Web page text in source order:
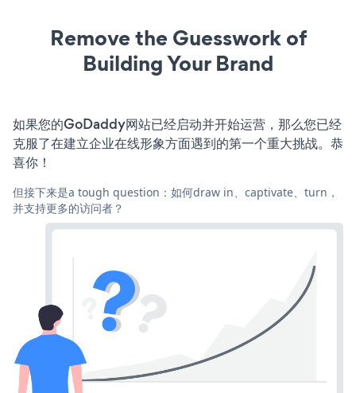
Remove the Guesswork of
Building Your Brand
如果您的GoDaddy网站已经启动并开始运营，那么您已经
克服了在建立企业在线形象方面遇到的第一个重大挑战。恭
喜你！
但接下来是a tough question：如何draw in、captivate、turn，
并支持更多的访问者？